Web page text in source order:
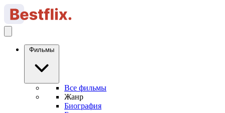
Фильмы
Все фильмы
Жанр
Биография